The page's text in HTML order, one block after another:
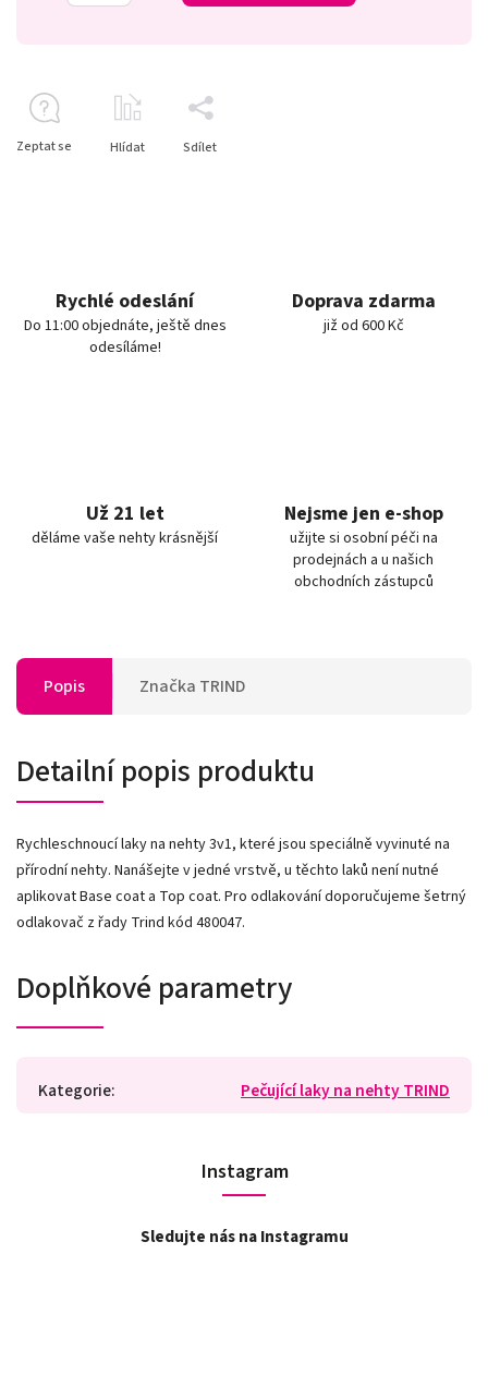
Zeptat se Hlídat Sdílet
Rychlé odeslání
Do 11:00 objednáte, ještě dnes
odesíláme!
Doprava zdarma
již od 600 Kč
Už 21 let
děláme vaše nehty krásnější
Nejsme jen e-shop
užijte si osobní péči na
prodejnách a u našich
obchodních zástupců
Popis Značka TRIND
Detailní popis produktu
Rychleschnoucí laky na nehty 3v1, které jsou speciálně vyvinuté na
přírodní nehty. Nanášejte v jedné vrstvě, u těchto laků není nutné
aplikovat Base coat a Top coat. Pro odlakování doporučujeme šetrný
odlakovač z řady Trind kód 480047.
Doplňkové parametry
Kategorie: Pečující laky na nehty TRIND
Instagram
Sledujte nás na Instagramu